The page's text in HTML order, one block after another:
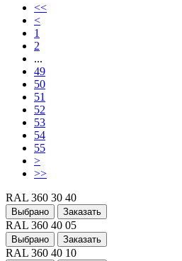
<<
<
1
2
...
49
50
51
52
53
54
55
>
>>
RAL 360 30 40
Выбрано Заказать
RAL 360 40 05
Выбрано Заказать
RAL 360 40 10